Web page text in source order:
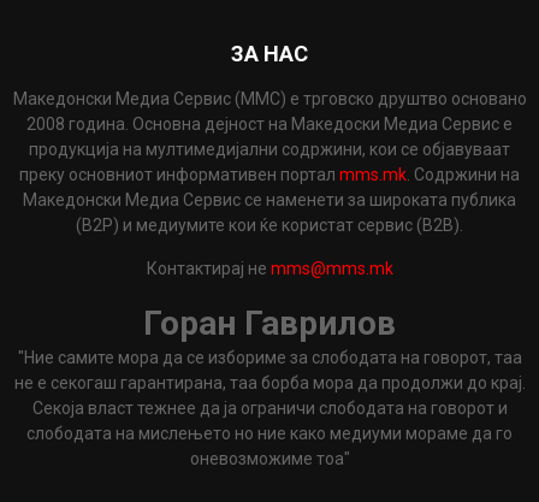
ЗА НАС
Македонски Медиа Сервис (ММС) е трговско друштво основано
2008 година. Основна дејност на Македоски Медиа Сервис е
продукција на мултимедијални содржини, кои се објавуваат
преку основниот информативен портал mms.mk . Содржини на
Македонски Медиа Сервис се наменети за широката публика
(B2P) и медиумите кои ќе користат сервис (B2B).
Контактирај не mms@mms.mk
Горан Гаврилов
"Ние самите мора да се избориме за слободата на говорот, таа
не е секогаш гарантирана, таа борба мора да продолжи до крај.
Секоја власт тежнее да ја ограничи слободата на говорот и
слободата на мислењето но ние како медиуми мораме да го
оневозможиме тоа"